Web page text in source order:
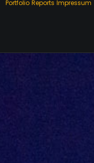
Portfolio Reports Impressum